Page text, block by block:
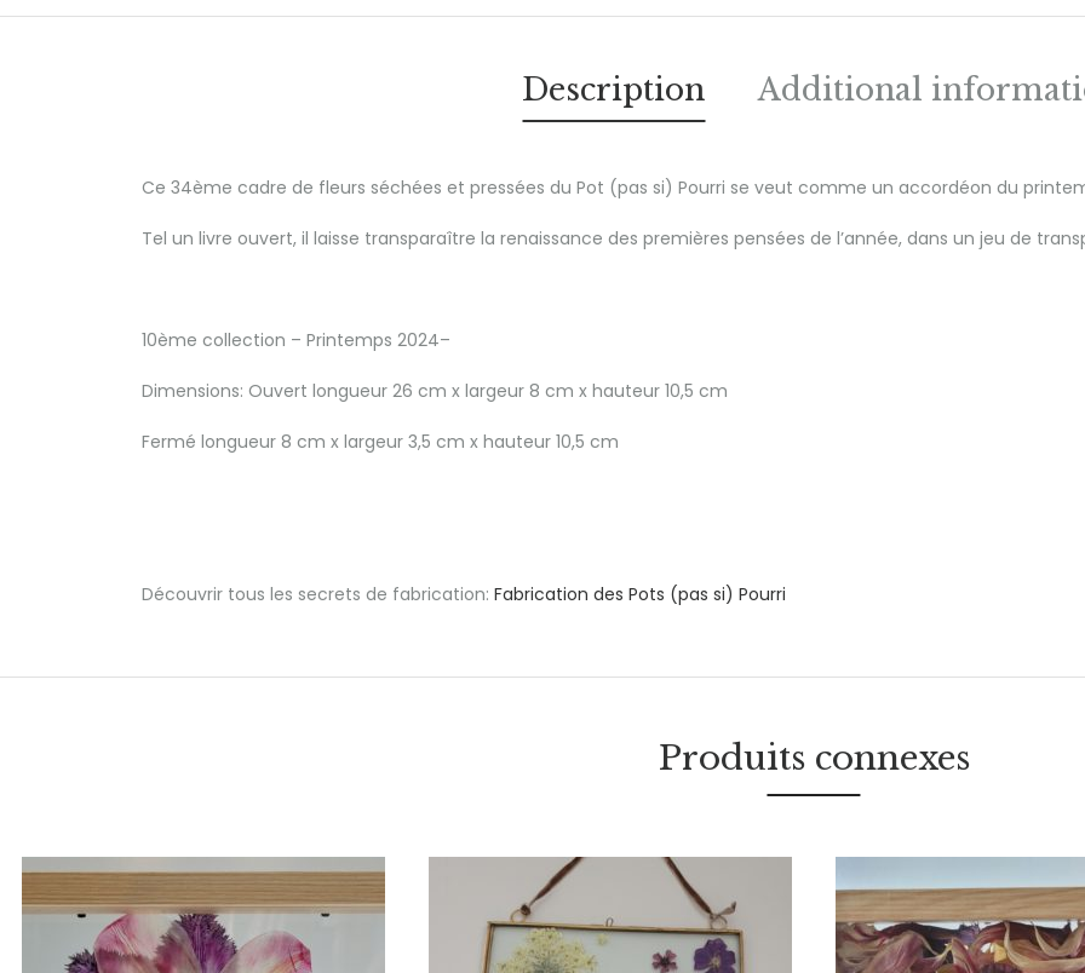
Description Additional
Ce 34ème cadre de fleurs séchées et pressées du Pot (pas si) Pourri se veut comme un accordéon du
Tel un livre ouvert, il laisse transparaître la renaissance des premières pensées de l’année, dans un jeu de
10ème collection – Printemps 2024–
Dimensions: Ouvert longueur 26 cm x largeur 8 cm x hauteur 10,5 cm
Fermé longueur 8 cm x largeur 3,5 cm x hauteur 10,5 cm
Découvrir tous les secrets de fabrication: Fabrication des Pots (pas si) Pourri
Produits connexes